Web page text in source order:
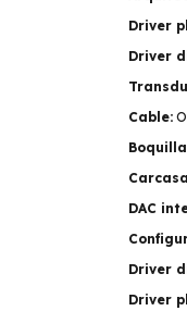
Driver
Driver
Cable:
DAC
Driver
Driver